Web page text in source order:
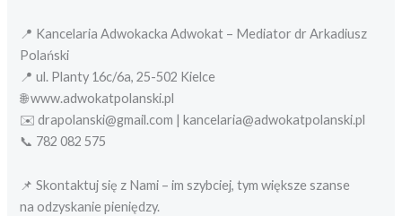
📍 Kancelaria Adwokacka Adwokat – Mediator dr Arkadiusz
Polański
📍 ul. Planty 16c/6a, 25-502 Kielce
🌐 www.adwokatpolanski.pl
✉️ drapolanski@gmail.com | kancelaria@adwokatpolanski.pl
📞 782 082 575
📌 Skontaktuj się z Nami – im szybciej, tym większe szanse
na odzyskanie pieniędzy.